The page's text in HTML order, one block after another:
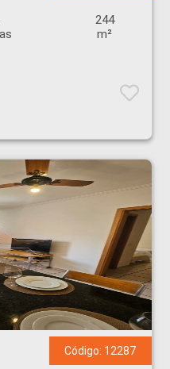
244
m²
Código: 12287